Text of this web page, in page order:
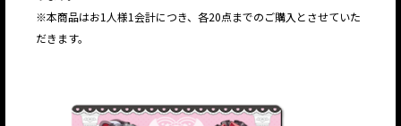
※本商品はお1人様1会計につき、各20点までのご購入とさせていた
だきます。